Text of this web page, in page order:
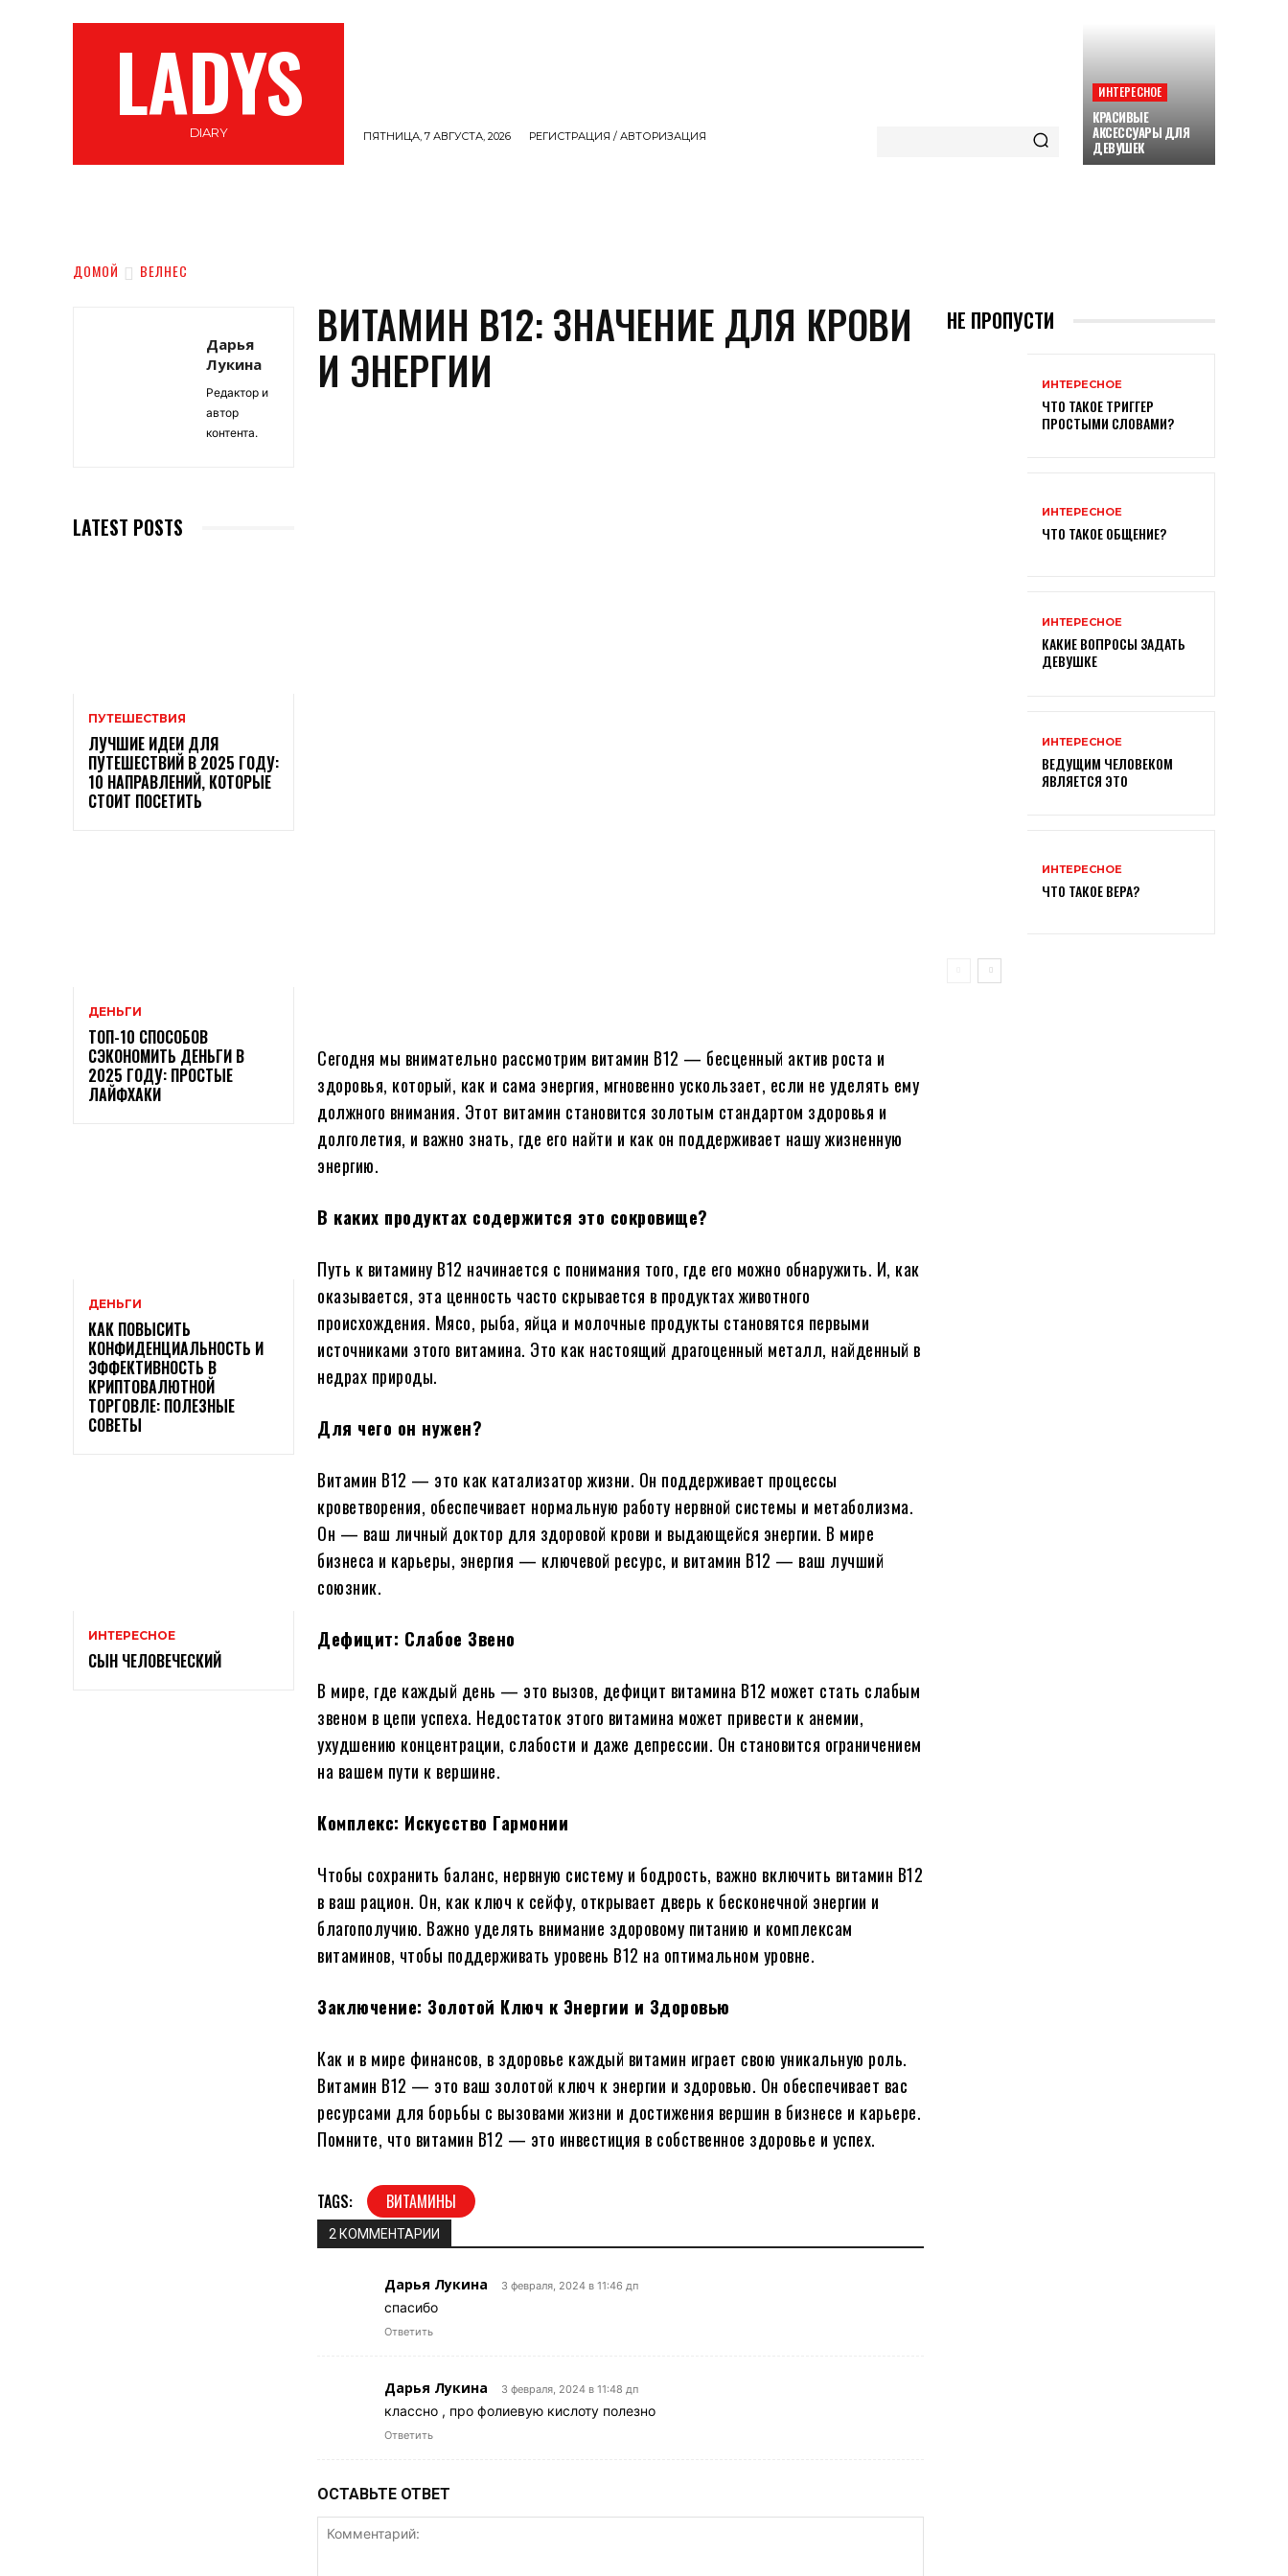
LADYS
DIARY ПЯТНИЦА, 7 АВГУСТА, 2026 РЕГИСТРАЦИЯ / АВТОРИЗАЦИЯ
ИНТЕРЕСНОЕ
КРАСИВЫЕ
АКСЕССУАРЫ ДЛЯ
ДЕВУШЕК
ДОМОЙ ВЕЛНЕС
Дарья
Лукина
Редактор и
автор
контента.
LATEST POSTS
ПУТЕШЕСТВИЯ
ЛУЧШИЕ ИДЕИ ДЛЯ
ПУТЕШЕСТВИЙ В 2025 ГОДУ:
10 НАПРАВЛЕНИЙ, КОТОРЫЕ
СТОИТ ПОСЕТИТЬ
ДЕНЬГИ
ТОП-10 СПОСОБОВ
СЭКОНОМИТЬ ДЕНЬГИ В
2025 ГОДУ: ПРОСТЫЕ
ЛАЙФХАКИ
ДЕНЬГИ
КАК ПОВЫСИТЬ
КОНФИДЕНЦИАЛЬНОСТЬ И
ЭФФЕКТИВНОСТЬ В
КРИПТОВАЛЮТНОЙ
ТОРГОВЛЕ: ПОЛЕЗНЫЕ
СОВЕТЫ
ИНТЕРЕСНОЕ
СЫН ЧЕЛОВЕЧЕСКИЙ
ВИТАМИН B12: ЗНАЧЕНИЕ ДЛЯ КРОВИ
И ЭНЕРГИИ
Сегодня мы внимательно рассмотрим витамин B12 — бесценный актив роста и
здоровья, который, как и сама энергия, мгновенно ускользает, если не уделять ему
должного внимания. Этот витамин становится золотым стандартом здоровья и
долголетия, и важно знать, где его найти и как он поддерживает нашу жизненную
энергию.
В каких продуктах содержится это сокровище?
Путь к витамину B12 начинается с понимания того, где его можно обнаружить. И, как
оказывается, эта ценность часто скрывается в продуктах животного
происхождения. Мясо, рыба, яйца и молочные продукты становятся первыми
источниками этого витамина. Это как настоящий драгоценный металл, найденный в
недрах природы.
Для чего он нужен?
Витамин B12 — это как катализатор жизни. Он поддерживает процессы
кроветворения, обеспечивает нормальную работу нервной системы и метаболизма.
Он — ваш личный доктор для здоровой крови и выдающейся энергии. В мире
бизнеса и карьеры, энергия — ключевой ресурс, и витамин B12 — ваш лучший
союзник.
Дефицит: Слабое Звено
В мире, где каждый день — это вызов, дефицит витамина B12 может стать слабым
звеном в цепи успеха. Недостаток этого витамина может привести к анемии,
ухудшению концентрации, слабости и даже депрессии. Он становится ограничением
на вашем пути к вершине.
Комплекс: Искусство Гармонии
Чтобы сохранить баланс, нервную систему и бодрость, важно включить витамин B12
в ваш рацион. Он, как ключ к сейфу, открывает дверь к бесконечной энергии и
благополучию. Важно уделять внимание здоровому питанию и комплексам
витаминов, чтобы поддерживать уровень B12 на оптимальном уровне.
Заключение: Золотой Ключ к Энергии и Здоровью
Как и в мире финансов, в здоровье каждый витамин играет свою уникальную роль.
Витамин B12 — это ваш золотой ключ к энергии и здоровью. Он обеспечивает вас
ресурсами для борьбы с вызовами жизни и достижения вершин в бизнесе и карьере.
Помните, что витамин B12 — это инвестиция в собственное здоровье и успех.
TAGS: ВИТАМИНЫ
2 КОММЕНТАРИИ
Дарья Лукина 3 февраля, 2024 в 11:46 дп
спасибо
Ответить
Дарья Лукина 3 февраля, 2024 в 11:48 дп
классно , про фолиевую кислоту полезно
Ответить
ОСТАВЬТЕ ОТВЕТ
НЕ ПРОПУСТИ
ИНТЕРЕСНОЕ
ЧТО ТАКОЕ ТРИГГЕР
ПРОСТЫМИ СЛОВАМИ?
ИНТЕРЕСНОЕ
ЧТО ТАКОЕ ОБЩЕНИЕ?
ИНТЕРЕСНОЕ
КАКИЕ ВОПРОСЫ ЗАДАТЬ
ДЕВУШКЕ
ИНТЕРЕСНОЕ
ВЕДУЩИМ ЧЕЛОВЕКОМ
ЯВЛЯЕТСЯ ЭТО
ИНТЕРЕСНОЕ
ЧТО ТАКОЕ ВЕРА?